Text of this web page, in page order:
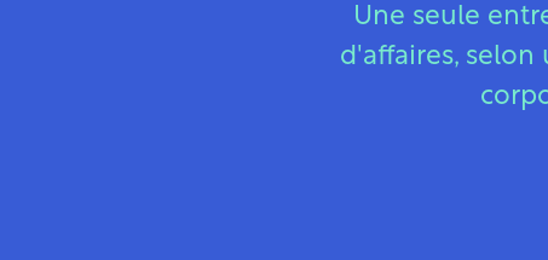
Une seule
d'affaires, selon